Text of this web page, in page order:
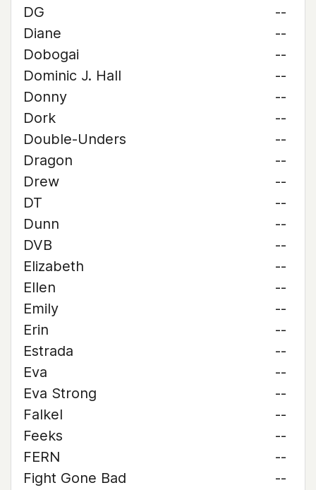
DG
--
Diane
--
Dobogai
--
Dominic J. Hall
--
Donny
--
Dork
--
Double-Unders
--
Dragon
--
Drew
--
DT
--
Dunn
--
DVB
--
Elizabeth
--
Ellen
--
Emily
--
Erin
--
Estrada
--
Eva
--
Eva Strong
--
Falkel
--
Feeks
--
FERN
--
Fight Gone Bad
--